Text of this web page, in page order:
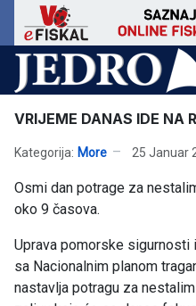
VRIJEME DANAS IDE NA
Kategorija: More 25 Januar
Osmi dan potrage za
oko 9 časova.
Uprava pomorske sigurnosti
sa Nacionalnim planom
nastavlja potragu za